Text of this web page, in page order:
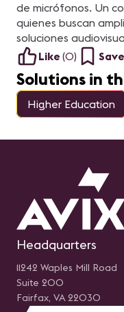
de micrófonos. Un
quienes buscan
soluciones
Like (0) Save
Solutions in
Higher Education
Headquarters
11242 Waples Mill Road
Suite 200
Fairfax, VA 22030